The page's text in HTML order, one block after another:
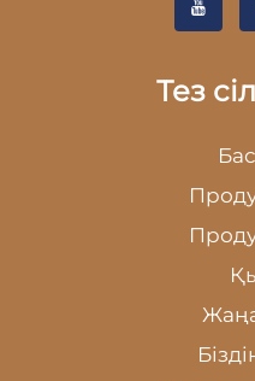
Тез